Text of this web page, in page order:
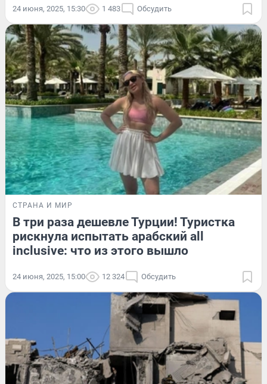
24 июня, 2025, 15:30 1 483 Обсудить
СТРАНА И МИР
В три раза дешевле Турции! Туристка
рискнула испытать арабский all
inclusive: что из этого вышло
24 июня, 2025, 15:00 12 324 Обсудить